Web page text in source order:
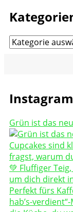
Kategorien
Grün ist das